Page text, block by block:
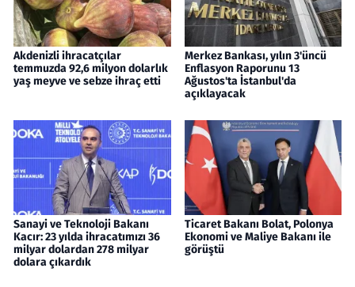
Akdenizli ihracatçılar
temmuzda 92,6 milyon dolarlık
yaş meyve ve sebze ihraç etti
Merkez Bankası, yılın 3'üncü
Enflasyon Raporunu 13
Ağustos'ta İstanbul'da
açıklayacak
Sanayi ve Teknoloji Bakanı
Kacır: 23 yılda ihracatımızı 36
milyar dolardan 278 milyar
dolara çıkardık
Ticaret Bakanı Bolat, Polonya
Ekonomi ve Maliye Bakanı ile
görüştü